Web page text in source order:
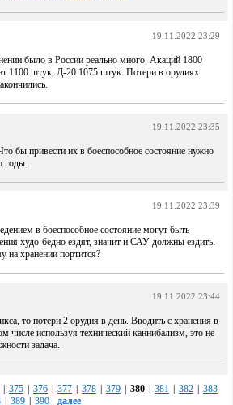
19.11.2022 23:29
было в России реально много. Акаций 1800
1100 штук, Д-20 1075 штук. Потери в орудиях
19.11.2022 23:35
бы привести их в боеспособное состояние нужно
годы.
19.11.2022 23:39
в боеспособное состояние могут быть
худо-бедно ездят, значит и САУ должны ездить.
на хранении портится?
19.11.2022 23:44
то потери 2 орудия в день. Вводить с хранения в
числе используя технический каннибализм, это не
задача.
375 376 377 378 379 380 381 382
383
389 390 далее